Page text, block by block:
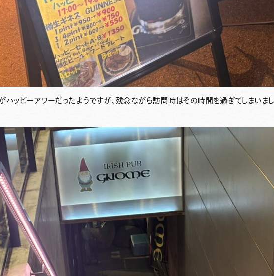
ッピーアワーだったようですが、残念ながら訪問時はその時間を過ぎてしまいまし